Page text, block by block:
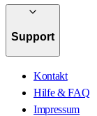
Support
Kontakt
Hilfe & FAQ
Impressum